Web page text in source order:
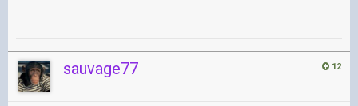
12
sauvage77